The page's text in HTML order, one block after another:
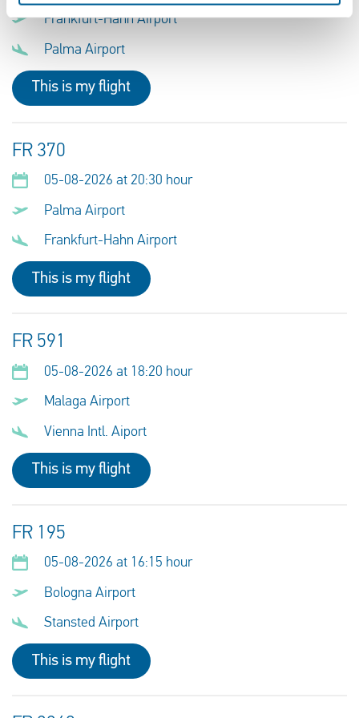
Frankfurt-Hahn Airport
Palma Airport
This is my flight
FR 370
05-08-2026 at 20:30 hour
Palma Airport
Frankfurt-Hahn Airport
This is my flight
FR 591
05-08-2026 at 18:20 hour
Malaga Airport
Vienna Intl. Aiport
This is my flight
FR 195
05-08-2026 at 16:15 hour
Bologna Airport
Stansted Airport
This is my flight